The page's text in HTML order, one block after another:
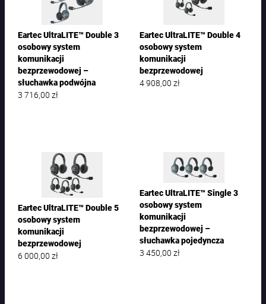
Eartec UltraLITE™ Double 3
osobowy system
komunikacji
bezprzewodowej –
słuchawka podwójna
3 716,00zł
Eartec UltraLITE™ Double 4
osobowy system
komunikacji
bezprzewodowej
4 908,00 zł
Eartec UltraLITE™ Double 5
osobowy system
komunikacji
bezprzewodowej
6 000,00zł
Eartec UltraLITE™ Single 3
osobowy system
komunikacji
bezprzewodowej –
słuchawka pojedyncza
3 450,00 zł